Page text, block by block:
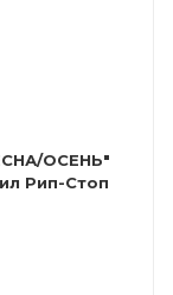
ОСЕНЬ"
Рип-Стоп